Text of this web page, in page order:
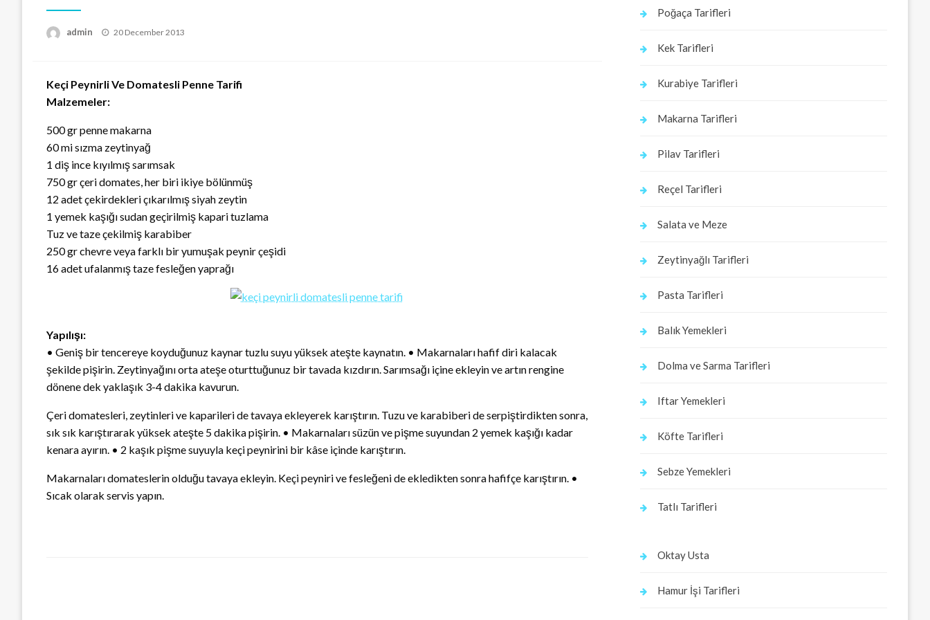
admin
Posted
20 December 2013
Keçi Peynirli Ve Domatesli Penne Tarifi
Malzemeler:
500 gr penne makarna
60 mi sızma zeytinyağ
1 diş ince kıyılmış sarımsak
750 gr çeri domates, her biri ikiye bölünmüş
12 adet çekirdekleri çıkarılmış siyah zeytin
1 yemek kaşığı sudan geçirilmiş kapari tuzlama
Tuz ve taze çekilmiş karabiber
250 gr chevre veya farklı bir yumuşak peynir çeşidi
16 adet ufalanmış taze fesleğen yaprağı
Yapılışı:
• Geniş bir tencereye koyduğunuz kaynar tuzlu suyu yüksek ateşte kaynatın. • Makarnaları hafif diri kalacak
şekilde pişirin. Zeytinyağını orta ateşe oturttuğunuz bir tavada kızdırın. Sarımsağı içine ekleyin ve artın rengine
dönene dek yaklaşık 3-4 dakika kavurun.
Çeri domatesleri, zeytinleri ve kaparileri de tavaya ekleyerek karıştırın. Tuzu ve karabiberi de serpiştirdikten sonra,
sık sık karıştırarak yüksek ateşte 5 dakika pişirin. • Makarnaları süzün ve pişme suyundan 2 yemek kaşığı kadar
kenara ayırın. • 2 kaşık pişme suyuyla keçi peynirini bir kâse içinde karıştırın.
Makarnaları domateslerin olduğu tavaya ekleyin. Keçi peyniri ve fesleğeni de ekledikten sonra hafifçe karıştırın. •
Sıcak olarak servis yapın.
Poğaça Tarifleri
Kek Tarifleri
Kurabiye Tarifleri
Makarna Tarifleri
Pilav Tarifleri
Reçel Tarifleri
Salata ve Meze
Zeytinyağlı Tarifleri
Pasta Tarifleri
Balık Yemekleri
Dolma ve Sarma Tarifleri
Iftar Yemekleri
Köfte Tarifleri
Sebze Yemekleri
Tatlı Tarifleri
Oktay Usta
Hamur İşi Tarifleri